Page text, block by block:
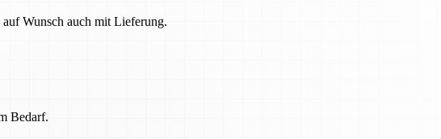
Wunsch auch mit Lieferung.
Bedarf.